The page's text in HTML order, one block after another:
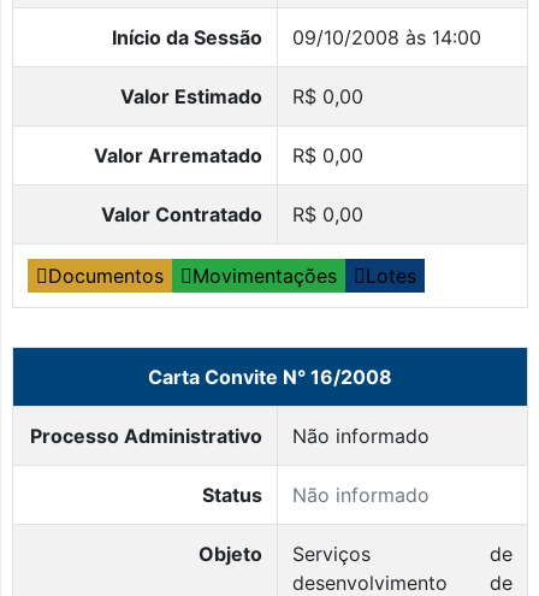
Início da Sessão 09/10/2008 às 14:00
Valor Estimado R$ 0,00
Valor Arrematado R$ 0,00
Valor Contratado R$ 0,00
Documentos Movimentações Lotes
Carta Convite N° 16/2008
Processo Administrativo Não informado
Status Não informado
Objeto
Serviços de
desenvolvimento de